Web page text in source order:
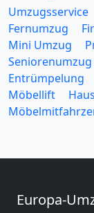
Umzugsservice
Fernumzug
Mini Umzug
Seniorenumzug
Entrümpelung
Möbellift
Europa-